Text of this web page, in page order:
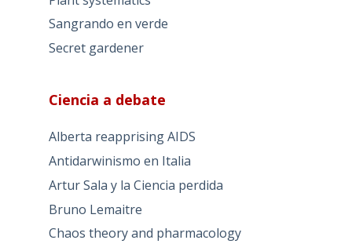
Sangrando en verde
Secret gardener
Ciencia a debate
Alberta reapprising AIDS
Antidarwinismo en Italia
Artur Sala y la Ciencia perdida
Bruno Lemaitre
Chaos theory and pharmacology